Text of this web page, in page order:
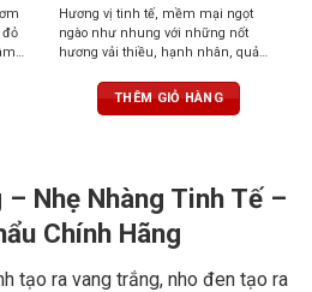
đỏ
Hương vị tinh tế, mềm mại ngọt
ngào như nhung với những nốt
hương vải thiều, hạnh nhân, quả
hồng và gia vịTHÊM GIỎ HÀNG
– Nhẹ Nhàng Tinh Tế –
Chính Hãng
tạo ra vang trắng, nho đen tạo ra